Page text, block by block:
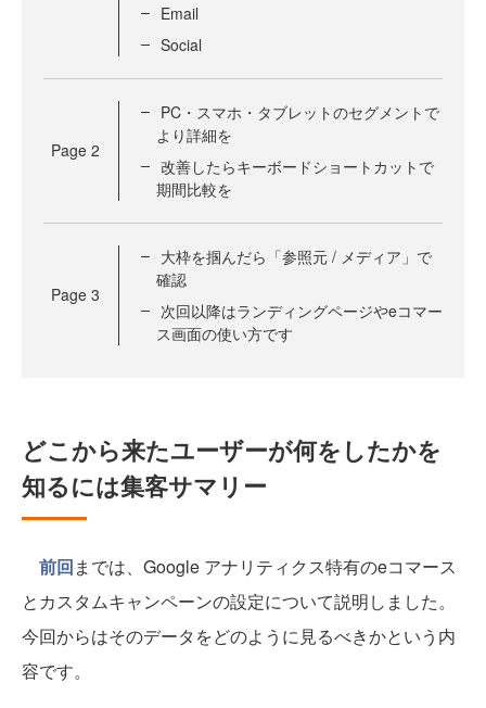
Email
Social
Page 2
PC・スマホ・タブレットのセグメントで
より詳細を
改善したらキーボードショートカットで
期間比較を
Page 3
大枠を掴んだら「参照元 / メディア」で
確認
次回以降はランディングページやeコマー
ス画面の使い方です
どこから来たユーザーが何をしたかを
知るには集客サマリー
前回までは、Google アナリティクス特有のeコマース
とカスタムキャンペーンの設定について説明しました。
今回からはそのデータをどのように見るべきかという内
容です。